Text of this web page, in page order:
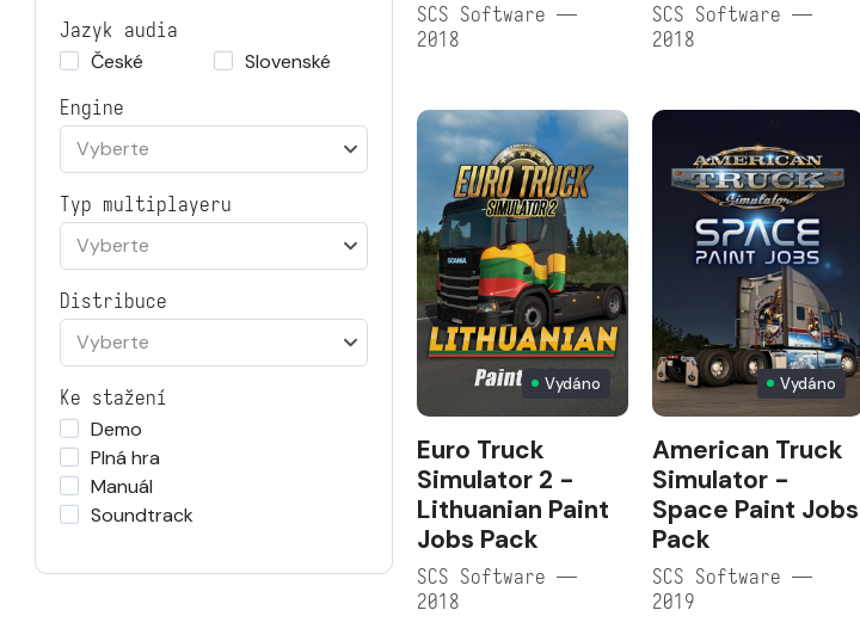
Jazyk audia
České
Slovenské
Engine
Vyberte
Typ multiplayeru
Vyberte
Distribuce
Vyberte
Ke stažení
Demo
Plná hra
Manuál
Soundtrack
SCS Software —
2018
SCS Software —
2018
Vydáno
Euro Truck
Simulator 2 -
Lithuanian Paint
Jobs Pack
SCS Software —
2018
Vydáno
American Truck
Simulator -
Space Paint Jobs
Pack
SCS Software —
2019